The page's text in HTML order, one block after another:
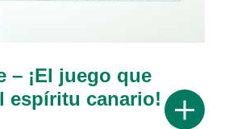
– ¡El juego que
espíritu canario! Mostrar